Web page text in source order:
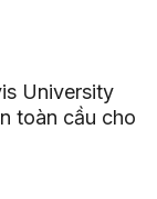
University
toàn cầu cho